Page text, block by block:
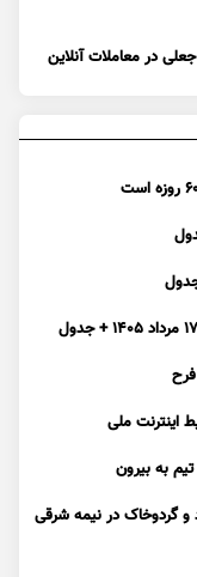
در معاملات آنلاین
اینترنت ملی
به بیرون
وزش باد و گردوخاک در نیمه شرقی